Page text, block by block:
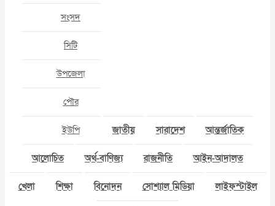
সংসদ
সিটি
উপজেলা
পৌর
ইউপি জাতীয় সারাদেশ আন্তর্জাতিক
আলোচিত অর্থ-বাণিজ্য রাজনীতি আইন-আদালত
খেলা শিক্ষা বিনোদন সোশ্যাল মিডিয়া লাইফস্টাইল